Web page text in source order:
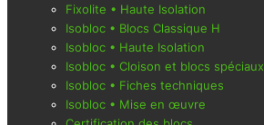
Fixolite • Haute Isolation
Isobloc • Blocs Classique H
Isobloc • Haute Isolation
Isobloc • Cloison et blocs spéciaux
Isobloc • Fiches techniques
Isobloc • Mise en œuvre